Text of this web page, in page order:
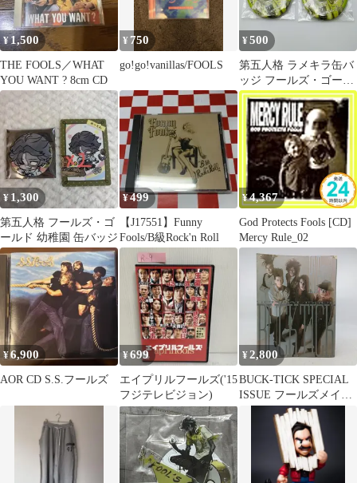
¥1,500
THE FOOLS／WHAT
YOU WANT ? 8cm CD
¥ 750
go!go!vanillas/FOOLS
¥500
第五人格 ラメキラ缶バ
ッジ フールズ・ゴール
ド（2個セット）
【TE28】
¥ 1,300
第五人格 フールズ・ゴ
ールド 幼稚園 缶バッジ
¥499
【J17551】Funny
Fools/B級Rock'n Roll
¥4,367
God Protects Fools [CD]
Mercy Rule_02
¥6,900
AOR CD S.S.フールズ
¥699
エイプリルフールズ('15
フジテレビジョン)
¥2,800
BUCK-TICK SPECIAL
ISSUE フールズメイト
6月号増刊HYPno.3 バク
チク 綴じ込みピンナッ
プあり 2608LAth16